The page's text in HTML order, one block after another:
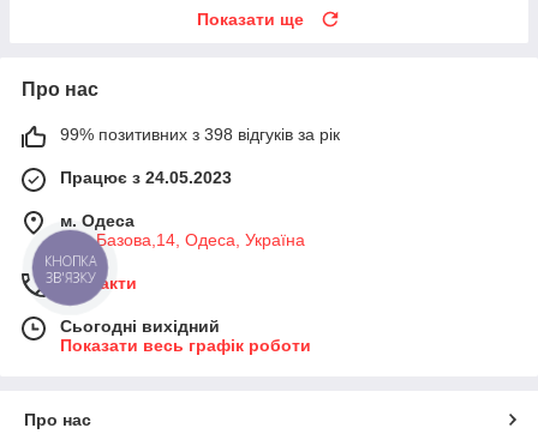
Показати ще
Про нас
99% позитивних з 398 відгуків за рік
Працює з 24.05.2023
м. Одеса
вул. Базова,14, Одеса, Україна
Контакти
Сьогодні вихідний
Показати весь графік роботи
Про нас
КНОПКА
ЗВ'ЯЗКУ